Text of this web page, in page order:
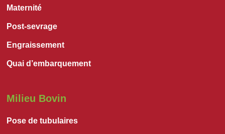
Maternité
Post-sevrage
Engraissement
Quai d’embarquement
Milieu Bovin
Pose de tubulaires